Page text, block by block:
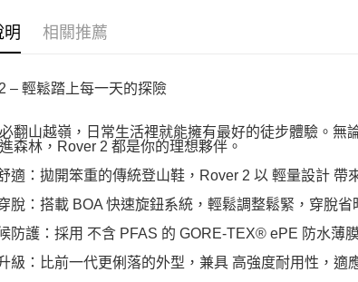
明 相關推薦
– 輕鬆踏上每一天的探險
翻山越嶺，日常生活裡就能擁有最好的徒步體驗。
森林，Rover 2 都是你的理想夥伴。
適：拋開笨重的傳統登山鞋，Rover 2 以 輕量設計 帶
脫：搭載 BOA 快速旋鈕系統，輕鬆調整鬆緊，穿脫省
防護：採用 不含 PFAS 的 GORE-TEX® ePE 防水薄
級：比前一代更俐落的外型，兼具 高強度耐用性，適